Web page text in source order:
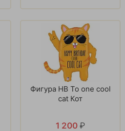
Фигура HB To one cool
cat Кот
1 200 ₽